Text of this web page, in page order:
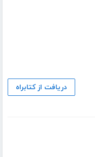
دریافت از کتابراه